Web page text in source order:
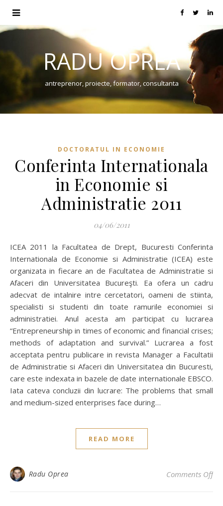
RADU OPREA
antreprenor, proiecte, formator, consultanta
DOCTORATUL IN ECONOMIE
Conferinta Internationala
in Economie si
Administratie 2011
04/06/2011
ICEA 2011 la Facultatea de Drept, Bucuresti Conferinta
Internationala de Economie si Administratie (ICEA) este
organizata in fiecare an de Facultatea de Administratie si
Afaceri din Universitatea Bucureşti. Ea ofera un cadru
adecvat de intalnire intre cercetatori, oameni de stiinta,
specialisti si studenti din toate ramurile economiei si
administratiei. Anul acesta am participat cu lucrarea
“Entrepreneurship in times of economic and financial crises;
methods of adaptation and survival.” Lucrarea a fost
acceptata pentru publicare in revista Manager a Facultatii
de Administratie si Afaceri din Universitatea din Bucuresti,
care este indexata in bazele de date internationale EBSCO.
Iata cateva concluzii din lucrare: The problems that small
and medium-sized enterprises face during…
READ MORE
Radu Oprea Comments Offon